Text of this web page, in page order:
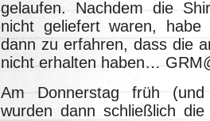
gelaufen. Nachdem die
nicht geliefert waren,
dann zu erfahren, dass die
nicht erhalten haben…
Am Donnerstag früh (und
wurden dann schließlich